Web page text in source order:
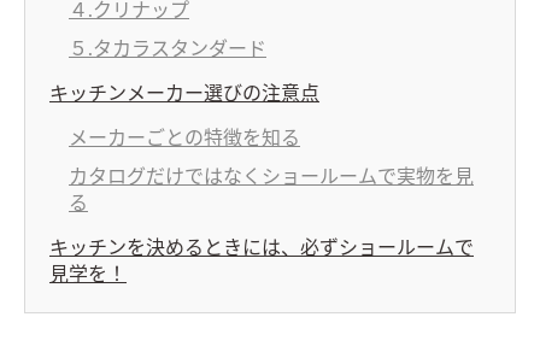
４.クリナップ
５.タカラスタンダード
キッチンメーカー選びの注意点
メーカーごとの特徴を知る
カタログだけではなくショールームで実物を見
る
キッチンを決めるときには、必ずショールームで
見学を！